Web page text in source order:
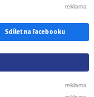
Sdílet na Facebooku